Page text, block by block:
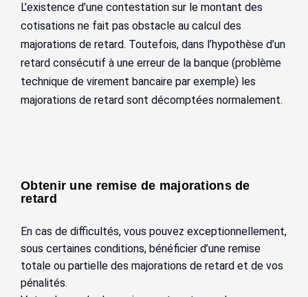
L’existence d’une contestation sur le montant des
cotisations ne fait pas obstacle au calcul des
majorations de retard. Toutefois, dans l’hypothèse d’un
retard consécutif à une erreur de la banque (problème
technique de virement bancaire par exemple) les
majorations de retard sont décomptées normalement.
Obtenir une remise de majorations de
retard
En cas de difficultés, vous pouvez exceptionnellement,
sous certaines conditions, bénéficier d’une remise
totale ou partielle des majorations de retard et de vos
pénalités.